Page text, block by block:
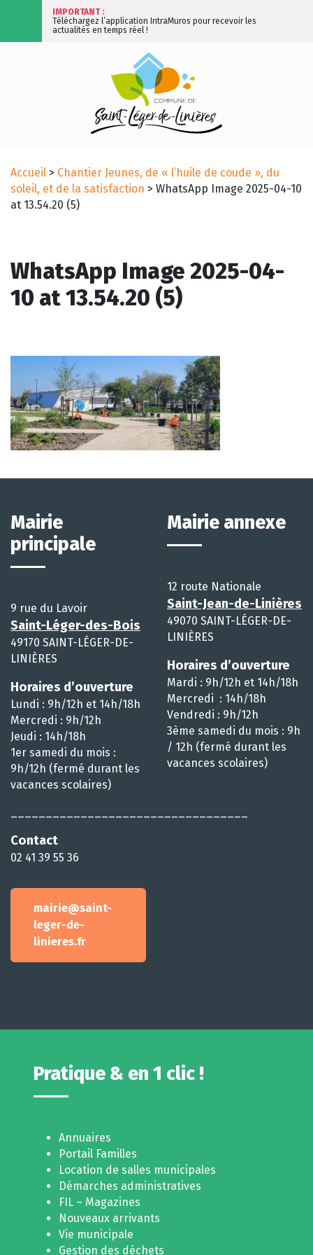
IMPORTANT :
Téléchargez l’application IntraMuros pour recevoir les
actualités en temps réel !
Accueil > Chantier Jeunes, de « l’huile de coude », du
soleil, et de la satisfaction > WhatsApp Image 2025-04-10
at 13.54.20 (5)
WhatsApp Image 2025-04-
10 at 13.54.20 (5)
Mairie
principale
9 rue du Lavoir
Saint-Léger-des-Bois
49170 SAINT-LÉGER-DE-
LINIÈRES
Horaires d’ouverture
Lundi : 9h/12h et 14h/18h
Mercredi : 9h/12h
Jeudi : 14h/18h
1er samedi du mois :
9h/12h (fermé durant les
vacances scolaires)
Contact
02 41 39 55 36
mairie@saint-
leger-de-
linieres.fr
Mairie annexe
12 route Nationale
Saint-Jean-de-Linières
49070 SAINT-LÉGER-DE-
LINIÈRES
Horaires d’ouverture
Mardi : 9h/12h et 14h/18h
Mercredi : 14h/18h
Vendredi : 9h/12h
3ème samedi du mois : 9h
/ 12h (fermé durant les
vacances scolaires)
Pratique & en 1 clic !
Annuaires
Portail Familles
Location de salles municipales
Démarches administratives
FIL – Magazines
Nouveaux arrivants
Vie municipale
Gestion des déchets